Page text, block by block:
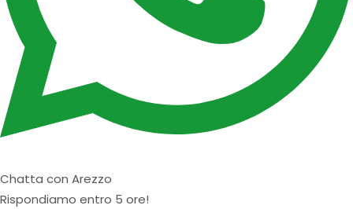
Chatta con Arezzo
Rispondiamo entro 5 ore!